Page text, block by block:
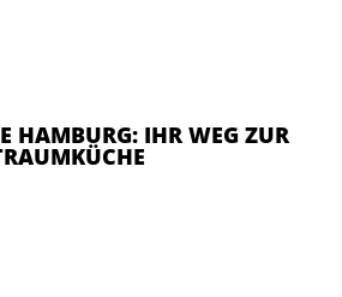
HAMBURG: IHR WEG ZUR